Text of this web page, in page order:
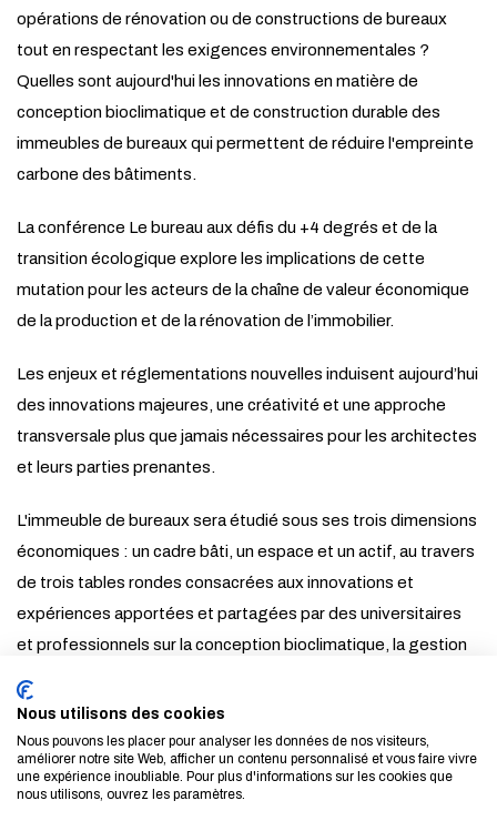
opérations de rénovation ou de constructions de bureaux
tout en respectant les exigences environnementales ?
Quelles sont aujourd'hui les innovations en matière de
conception bioclimatique et de construction durable des
immeubles de bureaux qui permettent de réduire l'empreinte
carbone des bâtiments.
La conférence Le bureau aux défis du +4 degrés et de la
transition écologique explore les implications de cette
mutation pour les acteurs de la chaîne de valeur économique
de la production et de la rénovation de l’immobilier.
Les enjeux et réglementations nouvelles induisent aujourd’hui
des innovations majeures, une créativité et une approche
transversale plus que jamais nécessaires pour les architectes
et leurs parties prenantes.
L'immeuble de bureaux sera étudié sous ses trois dimensions
économiques : un cadre bâti, un espace et un actif, au travers
de trois tables rondes consacrées aux innovations et
expériences apportées et partagées par des universitaires
et professionnels sur la conception bioclimatique, la gestion
durable des ressources et la valorisation des actifs
immobiliers écologiques.
Des comparaisons internationales avec des villes tertiaires
de bureaux telles que Genève et Bruxelles enrichiront les
Nous utilisons des cookies
Nous pouvons les placer pour analyser les données de nos visiteurs,
améliorer notre site Web, afficher un contenu personnalisé et vous faire vivre
une expérience inoubliable. Pour plus d'informations sur les cookies que
nous utilisons, ouvrez les paramètres.